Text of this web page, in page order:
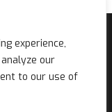
experience,
our
to our use of
ESS